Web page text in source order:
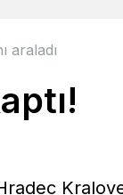
araladı